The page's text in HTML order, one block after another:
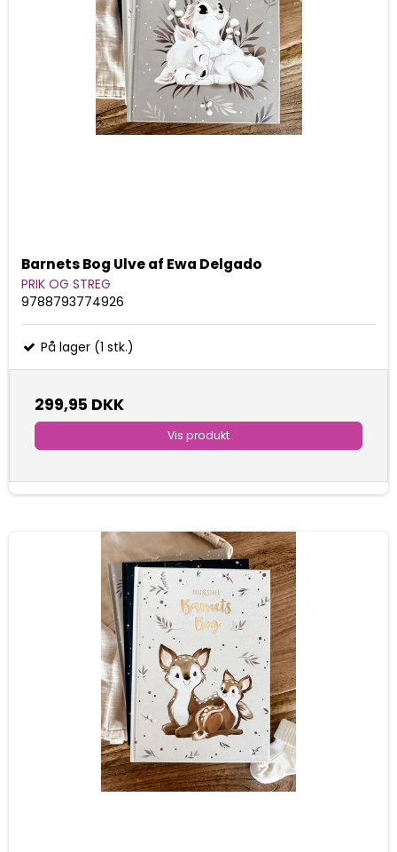
Barnets Bog Ulve af Ewa Delgado
PRIK OG STREG
9788793774926
På lager (1 stk.)
299,95 DKK
Vis produkt